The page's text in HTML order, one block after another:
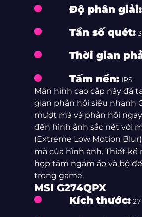
Độ phân giải:
Tần số quét:
Thời gian
Tấm nền:IPS
Màn hình cao cấp này đã
gian phản hồi siêu nhanh
mượt mà và phản hồi
đến hình ảnh sắc nét với
(Extreme Low Motion
mà của hình ảnh. Thiết
hợp tâm ngắm ảo và bộ
trong game.
MSI G274QPX
Kích thước:27